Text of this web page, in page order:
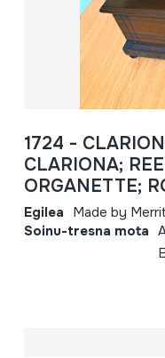
1724 -
CLARIONA;
ORGANETTE;
Egilea Made by
Soinu-tresna mota